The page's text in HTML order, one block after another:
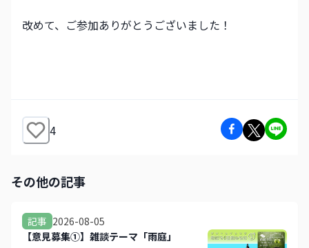
改めて、ご参加ありがとうございました！
4
その他の記事
記事 2026-08-05
【意見募集①】雑談テーマ「雨庭」